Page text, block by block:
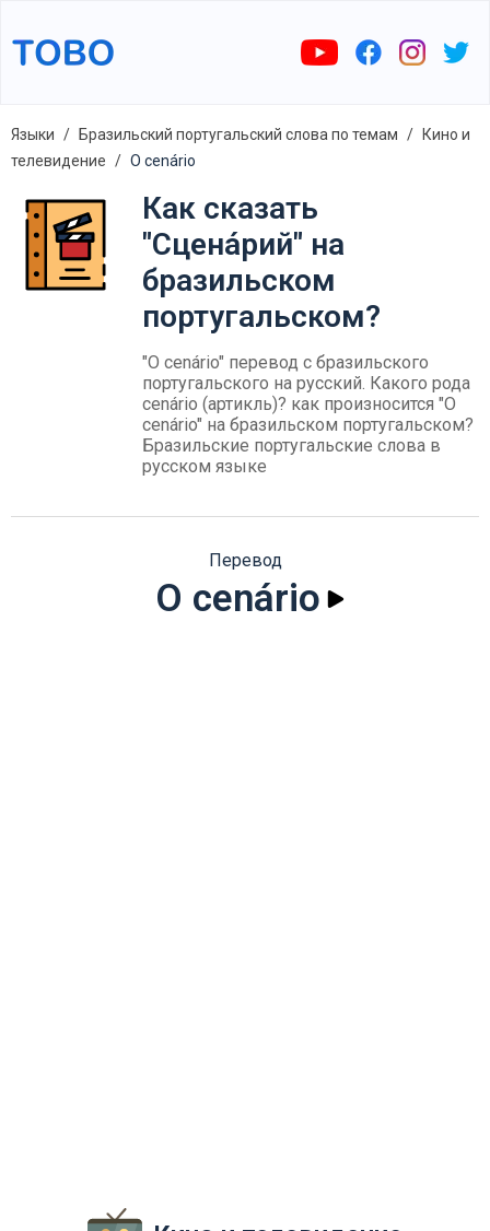
Языки Бразильский португальский слова по темам
Кино и
телевидение
O cenário
Как сказать
"Сцена́рий" на
бразильском
португальском?
"O cenário" перевод с бразильского
португальского на русский. Какого рода
cenário (артикль)? как произносится "O
cenário" на бразильском португальском?
Бразильские португальские слова в
русском языке
Перевод
O cenário